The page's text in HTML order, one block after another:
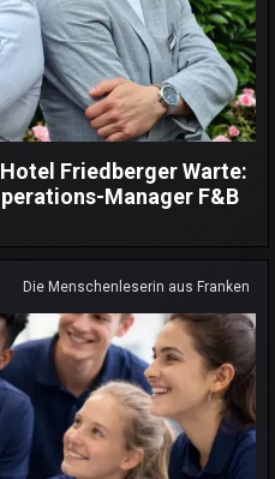
Friedberger Warte:
Manager F&B
Die Menschenleserin aus Franken